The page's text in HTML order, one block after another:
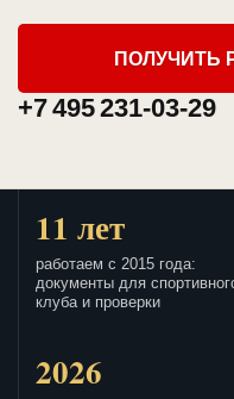
ПОЛУЧИТЬ
+7 495 231-03-29
11 лет
работаем с 2015 года:
документы для
клуба и проверки
2026